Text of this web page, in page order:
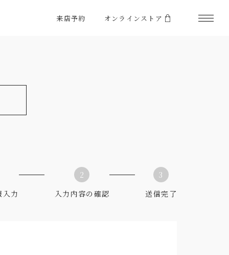
来店予約 オンラインストア
入力
2
入力内容の確認
3
送信完了